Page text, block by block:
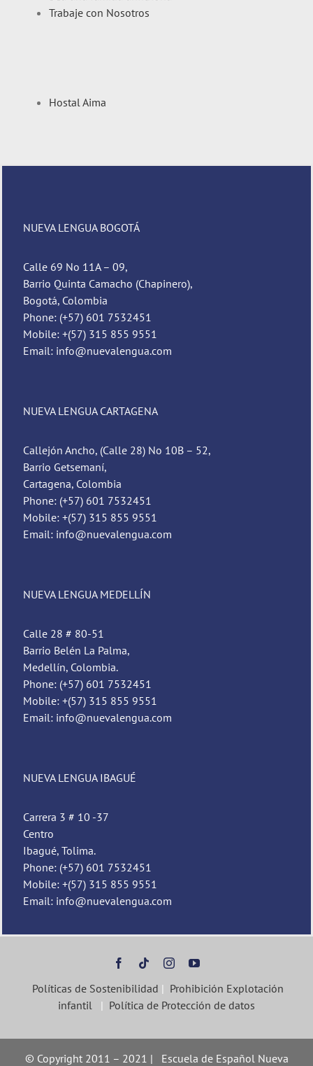
Trabaje con Nosotros
Hostal Aima
NUEVA LENGUA BOGOTÁ
Calle 69 No 11A – 09,
Barrio Quinta Camacho (Chapinero),
Bogotá, Colombia
Phone: (+57) 601 7532451
Mobile: +(57) 315 855 9551
Email: info@nuevalengua.com
NUEVA LENGUA CARTAGENA
Callejón Ancho, (Calle 28) No 10B – 52,
Barrio Getsemaní,
Cartagena, Colombia
Phone: (+57) 601 7532451
Mobile: +(57) 315 855 9551
Email: info@nuevalengua.com
NUEVA LENGUA MEDELLÍN
Calle 28 # 80-51
Barrio Belén La Palma,
Medellín, Colombia.
Phone: (+57) 601 7532451
Mobile: +(57) 315 855 9551
Email: info@nuevalengua.com
NUEVA LENGUA IBAGUÉ
Carrera 3 # 10 -37
Centro
Ibagué, Tolima.
Phone: (+57) 601 7532451
Mobile: +(57) 315 855 9551
Email: info@nuevalengua.com
Políticas de Sostenibilidad | Prohibición Explotación
infantil | Política de Protección de datos
© Copyright 2011 – 2021 | Escuela de Español Nueva